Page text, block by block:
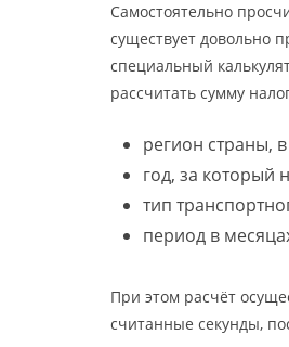
Самостоятельно
существует довольно
специальный
рассчитать сумму
регион страны,
год, за который
тип
период в
При этом расчёт
считанные секунды,